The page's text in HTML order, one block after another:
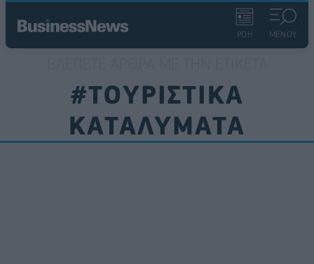
ΡΟΗ ΜΕΝΟΥ
#ΤΟΥΡΙΣΤΙΚΑ
ΚΑΤΑΛΥΜΑΤΑ